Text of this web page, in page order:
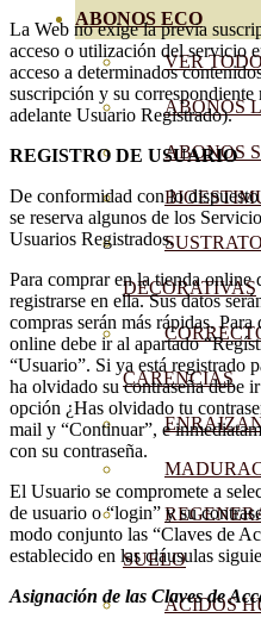
ABONOS ECO
VER
ABONOS
ABONOS
DECORATIVAS
CARENCIAS
SUELO
ÁCIDOS
La Web no exige la previa
acceso o utilización del servicio
acceso a determinados
suscripción y su
adelante Usuario Registrado).
REGISTRO DE USUARIO
De conformidad con lo
se reserva algunos de los
Usuarios Registrados.
Para comprar en la tienda
registrarse en ella. Sus datos
compras serán más rápidas.
online debe ir al apartado
“Usuario”. Si ya está registrado
ha olvidado su contraseña debe
opción ¿Has olvidado tu
mail y “Continuar”, e
con su contraseña.
El Usuario se compromete a
de usuario o “login” y su
modo conjunto las “Claves de
establecido en las cláusulas
Asignación de las Claves de